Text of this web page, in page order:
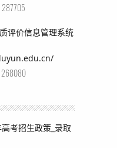
287705
评价信息管理系统
268080
考招生政策_录取